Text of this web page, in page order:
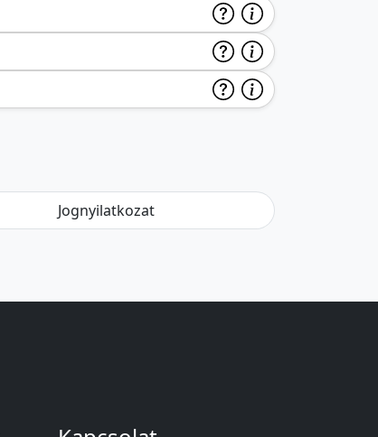
Jognyilatkozat